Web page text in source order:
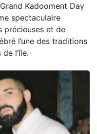
Kadooment Day
spectaculaire
précieuses et de
l’une des traditions
l’île.